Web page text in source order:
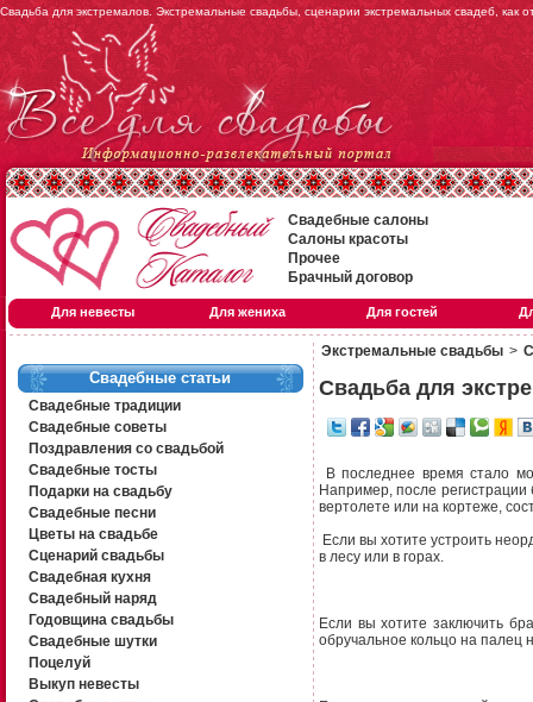
Свадьба для экстремалов. Экстремальные свадьбы, сценарии экстремальных свадеб, как
Свадебные салоны
Салоны красоты
Прочее
Брачный договор
Для невесты Для жениха Для гостей
Свадебные статьи
Свадебные традиции
Свадебные советы
Поздравления со свадьбой
Свадебные тосты
Подарки на свадьбу
Свадебные песни
Цветы на свадьбе
Сценарий свадьбы
Свадебная кухня
Свадебный наряд
Годовщина свадьбы
Свадебные шутки
Поцелуй
Выкуп невесты
Экстремальные свадьбы >
Свадьба для
В последнее время стало
Например, после
вертолете или на кортеже,
Если вы хотите устроить
в лесу или в горах.
Если вы хотите заключить
обручальное кольцо на палец